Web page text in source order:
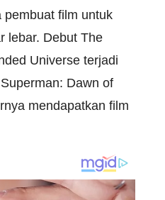
pembuat film untuk
lebar. Debut The
Universe terjadi
Dawn of
mendapatkan film